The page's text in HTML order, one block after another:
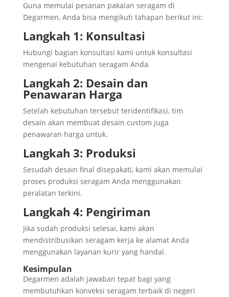
Guna memulai pesanan pakaian seragam di
Degarmen, Anda bisa mengikuti tahapan berikut ini:
Langkah 1: Konsultasi
Hubungi bagian konsultasi kami untuk konsultasi
mengenai kebutuhan seragam Anda.
Langkah 2: Desain dan
Penawaran Harga
Setelah kebutuhan tersebut teridentifikasi, tim
desain akan membuat desain custom juga
penawaran harga untuk.
Langkah 3: Produksi
Sesudah desain final disepakati, kami akan memulai
proses produksi seragam Anda menggunakan
peralatan terkini.
Langkah 4: Pengiriman
Jika sudah produksi selesai, kami akan
mendistribusikan seragam kerja ke alamat Anda
menggunakan layanan kurir yang handal.
Kesimpulan
Degarmen adalah jawaban tepat bagi yang
membutuhkan konveksi seragam terbaik di negeri